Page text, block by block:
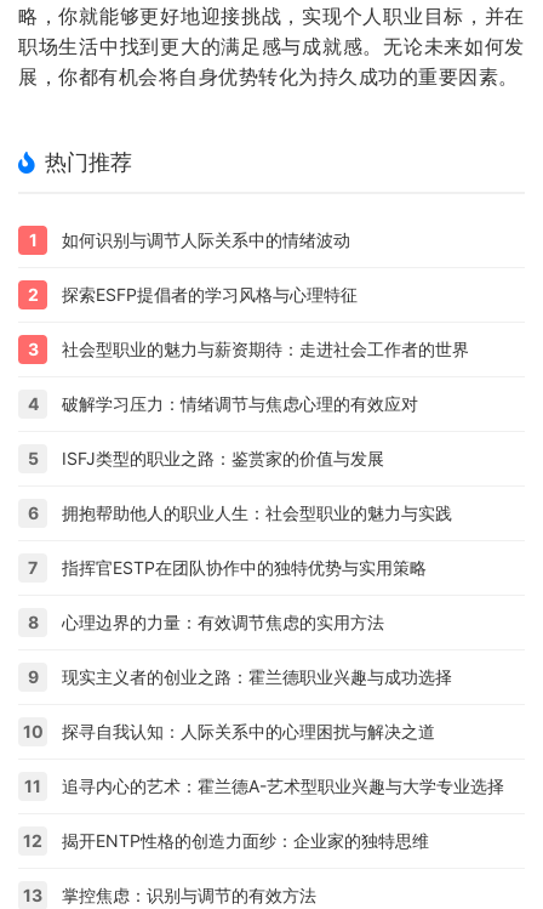
略，你就能够更好地迎接挑战，实现个人职业目标，并在
职场生活中找到更大的满足感与成就感。无论未来如何发
展，你都有机会将自身优势转化为持久成功的重要因素。
热门推荐
1 如何识别与调节人际关系中的情绪波动
2 探索ESFP提倡者的学习风格与心理特征
3 社会型职业的魅力与薪资期待：走进社会工作者的世界
4 破解学习压力：情绪调节与焦虑心理的有效应对
5 ISFJ类型的职业之路：鉴赏家的价值与发展
6 拥抱帮助他人的职业人生：社会型职业的魅力与实践
7 指挥官ESTP在团队协作中的独特优势与实用策略
8 心理边界的力量：有效调节焦虑的实用方法
9 现实主义者的创业之路：霍兰德职业兴趣与成功选择
10 探寻自我认知：人际关系中的心理困扰与解决之道
11 追寻内心的艺术：霍兰德A-艺术型职业兴趣与大学专业选择
12 揭开ENTP性格的创造力面纱：企业家的独特思维
13 掌控焦虑：识别与调节的有效方法